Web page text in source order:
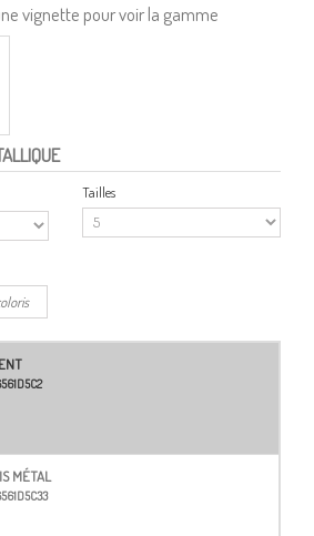
vignette pour voir la gamme
Tailles
MÉTAL